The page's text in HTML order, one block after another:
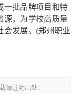
一批品牌项目和特
源，为学校高质量
会发展。(郑州职业
请注明出处：